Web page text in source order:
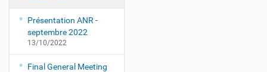
Présentation ANR -
septembre 2022
13/10/2022
Final General Meeting